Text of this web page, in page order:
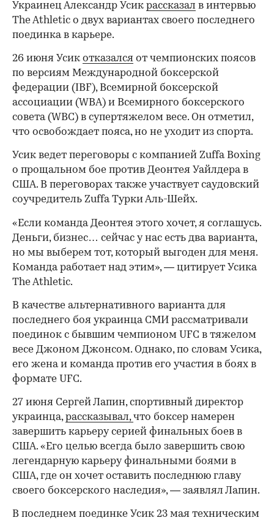
Украинец Александр Усик рассказал в интервью
The Athletic о двух вариантах своего последнего
поединка в карьере.
26 июня Усик отказался от чемпионских поясов
по версиям Международной боксерской
федерации (IBF), Всемирной боксерской
ассоциации (WBA) и Всемирного боксерского
совета (WBC) в супертяжелом весе. Он отметил,
что освобождает пояса, но не уходит из спорта.
Усик ведет переговоры с компанией Zuffa Boxing
о прощальном бое против Деонтея Уайлдера в
США. В переговорах также участвует саудовский
соучредитель Zuffa Турки Аль-Шейх.
«Если команда Деонтея этого хочет, я соглашусь.
Деньги, бизнес… сейчас у нас есть два варианта,
но мы выберем тот, который выгоден для меня.
Команда работает над этим», — цитирует Усика
The Athletic.
В качестве альтернативного варианта для
последнего боя украинца СМИ рассматривали
поединок с бывшим чемпионом UFC в тяжелом
весе Джоном Джонсом. Однако, по словам Усика,
его жена и команда против его участия в боях в
формате UFC.
27 июня Сергей Лапин, спортивный директор
украинца,рассказывал,что боксер намерен
завершить карьеру серией финальных боев в
США. «Его целью всегда было завершить свою
легендарную карьеру финальными боями в
США, где он хочет оставить последнюю главу
своего боксерского наследия», — заявлял Лапин.
В последнем поединке Усик 23 мая техническим